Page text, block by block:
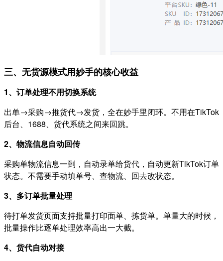
三、无货源模式用妙手的核心收益
1、订单处理不用切换系统
出单→采购→推货代→发货，全在妙手里闭环。不用在TikTok
后台、1688、货代系统之间来回跳。
2、物流信息自动回传
采购单物流信息一到，自动录单给货代，自动更新TikTok订单
状态。不需要手动填单号、查物流、回去改状态。
3、多订单批量处理
待打单发货页面支持批量打印面单、拣货单。单量大的时候，
批量操作比逐单处理效率高出一大截。
4、货代自动对接